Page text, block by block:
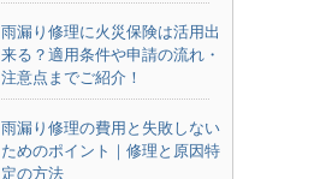
雨漏り修理に火災保険は活用出
来る？適用条件や申請の流れ・
注意点までご紹介！
雨漏り修理の費用と失敗しない
ためのポイント｜修理と原因特
定の方法